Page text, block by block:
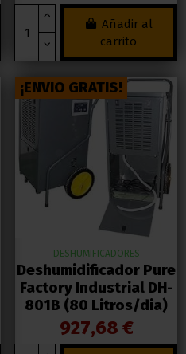
Añadir al
carrito
¡ENVIO GRATIS!
DESHUMIFICADORES
Deshumidificador Pure
Factory Industrial DH-
801B (80 Litros/dia)
927,68 €